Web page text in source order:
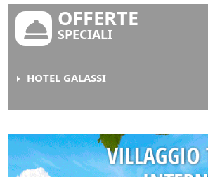
OFFERTE
SPECIALI
HOTEL GALASSI